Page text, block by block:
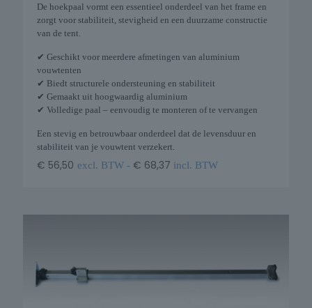
De hoekpaal vormt een essentieel onderdeel van het frame en
zorgt voor stabiliteit, stevigheid en een duurzame constructie
van de tent.
✔ Geschikt voor meerdere afmetingen van aluminium
vouwtenten
✔ Biedt structurele ondersteuning en stabiliteit
✔ Gemaakt uit hoogwaardig aluminium
✔ Volledige paal – eenvoudig te monteren of te vervangen
Een stevig en betrouwbaar onderdeel dat de levensduur en
stabiliteit van je vouwtent verzekert.
€ 56,50 excl. BTW - € 68,37 incl. BTW